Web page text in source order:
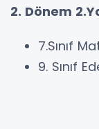
2. Dönem
7.Sınıf
9. Sınıf